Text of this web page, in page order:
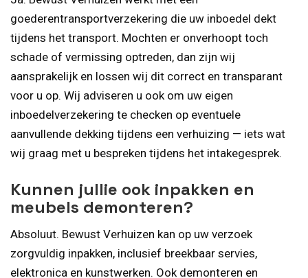
goederentransportverzekering die uw inboedel dekt
tijdens het transport. Mochten er onverhoopt toch
schade of vermissing optreden, dan zijn wij
aansprakelijk en lossen wij dit correct en transparant
voor u op. Wij adviseren u ook om uw eigen
inboedelverzekering te checken op eventuele
aanvullende dekking tijdens een verhuizing — iets wat
wij graag met u bespreken tijdens het intakegesprek.
Kunnen jullie ook inpakken en
meubels demonteren?
Absoluut. Bewust Verhuizen kan op uw verzoek
zorgvuldig inpakken, inclusief breekbaar servies,
elektronica en kunstwerken. Ook demonteren en